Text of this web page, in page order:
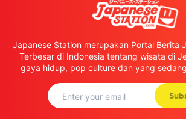
Japanese Station merupakan Portal Berita
Terbesar di Indonesia tentang wisata di
gaya hidup, pop culture dan yang